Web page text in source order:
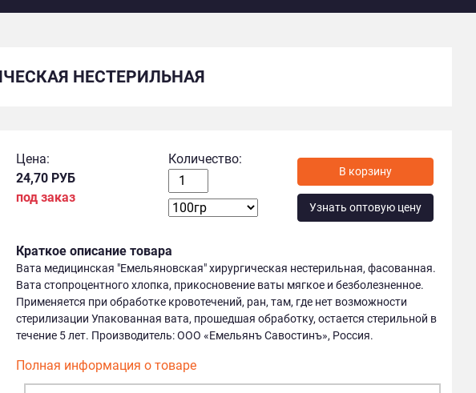
НЕСТЕРИЛЬНАЯ
Цена:
24,70 РУБ
под заказ
Количество:
В корзину
Узнать оптовую цену
Краткое описание товара
Вата медицинская "Емельяновская" хирургическая нестерильная, фасованная.
Вата стопроцентного хлопка, прикосновение ваты мягкое и безболезненное.
Применяется при обработке кровотечений, ран, там, где нет возможности
стерилизации Упакованная вата, прошедшая обработку, остается стерильной в
течение 5 лет. Производитель: ООО «Емельянъ Савостинъ», Россия.
Полная информация о товаре